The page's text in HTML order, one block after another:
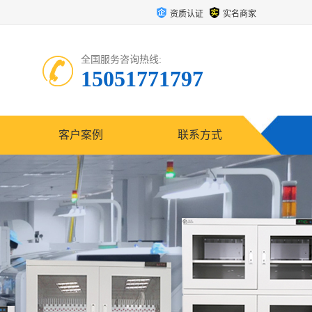
资质认证 实名商家
全国服务咨询热线:
15051771797
客户案例 联系方式